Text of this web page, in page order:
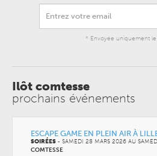
* Envoyée uniquement
Ilôt comtesse
prochains événements
ESCAPE GAME EN PLEIN AIR À
SOIRÉES - SAMEDI 28 MARS 2026 AU
COMTESSE